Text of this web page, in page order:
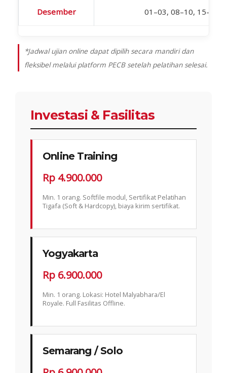
Desember 01–03, 08–10, 15–17,
*Jadwal ujian online dapat dipilih secara mandiri dan
fleksibel melalui platform PECB setelah pelatihan selesai.
Investasi & Fasilitas
Online Training
Rp 4.900.000
Min. 1 orang. Softfile modul, Sertifikat Pelatihan
Tigafa (Soft & Hardcopy), biaya kirim sertifikat.
Yogyakarta
Rp 6.900.000
Min. 1 orang. Lokasi: Hotel Malyabhara/El
Royale. Full Fasilitas Offline.
Semarang / Solo